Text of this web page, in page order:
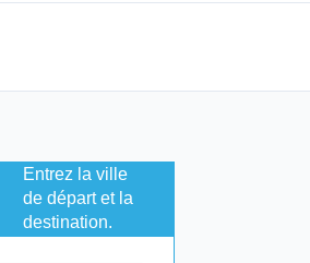
Entrez la ville
de départ et la
destination.